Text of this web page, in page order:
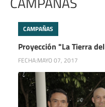
CAMPAÑAS
Proyección "La Tierra
FECHA:MAYO 07, 2017